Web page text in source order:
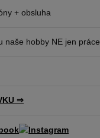
+ obsluha
naše hobby NE jen práce
⇒